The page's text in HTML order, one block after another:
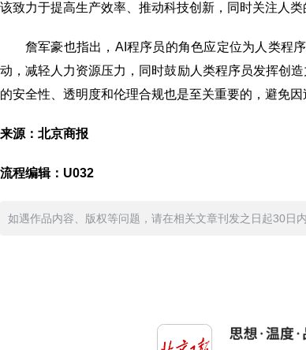
该致力于提高生产效率、推动科技创新，同时关注人
詹军豪也指出，AI程序员的角色应定位为人类程
动，减轻人力资源压力，同时鼓励人类程序员发挥创
的安全性、透明度和伦理合规也是至关重要的，避免
来源：北京商报
流程编辑：U032
如遇作品内容、版权等问题，请在相关文章刊发之日起30日